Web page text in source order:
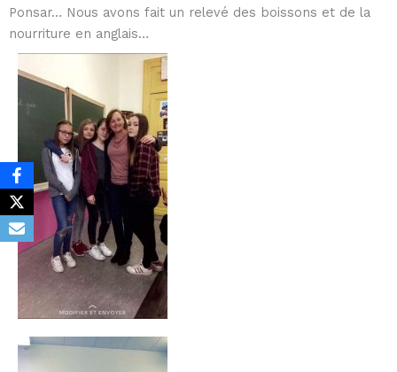
Ponsar… Nous avons fait un relevé des boissons et de la
nourriture en anglais…